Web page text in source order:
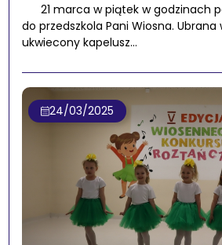
21 marca w piątek w godzinach
do przedszkola Pani Wiosna. Ubrana
ukwiecony kapelusz…
24/03/2025